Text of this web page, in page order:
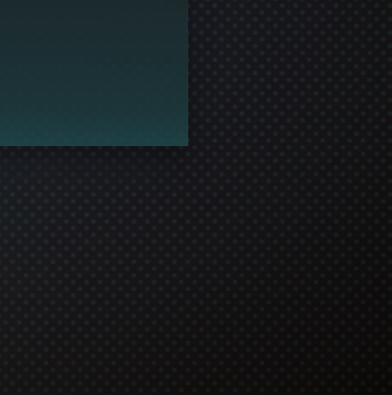
alami keseronokan bermain!